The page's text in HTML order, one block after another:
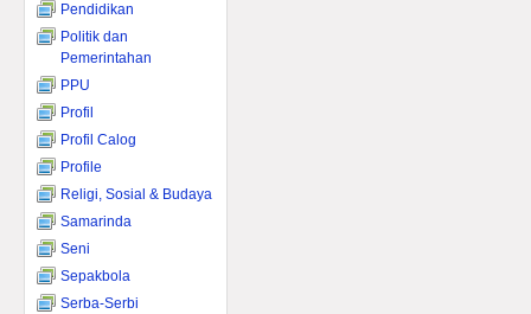
Pendidikan
Politik dan
Pemerintahan
PPU
Profil
Profil Calog
Profile
Religi, Sosial & Budaya
Samarinda
Seni
Sepakbola
Serba-Serbi